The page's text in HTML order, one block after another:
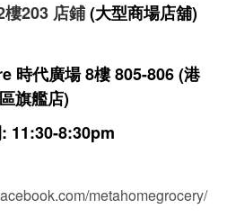
203 店鋪(大型商場店舖)
時代廣場 8樓 805-806(港
旗艦店)
11:30-8:30pm
metahomegrocery/